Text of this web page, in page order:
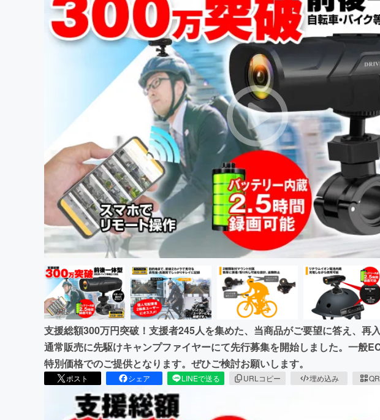
CAMPFIRE for
CAMPFIREふ
支援総額300万円突破！支援者245人を集めた、当商品がご要望に答え、再
通常販売に先駆けキャンプファイヤーにて先行募集を開始しました。一般
特別価格でのご提供となります。ぜひご検討お願いします。
ポスト シェア LINEで送る URLコピー 埋め込み